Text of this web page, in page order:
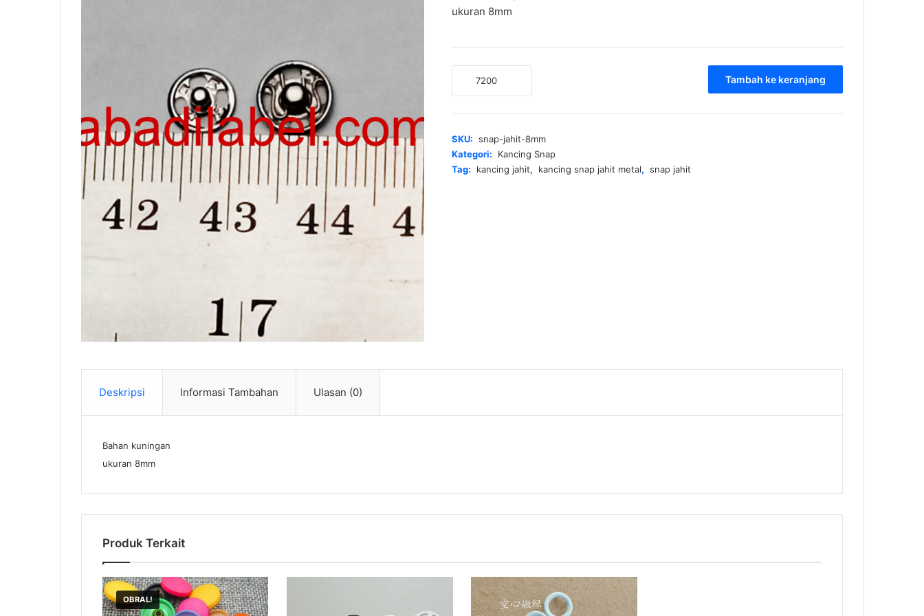
ukuran 8mm
8mm
Tambah ke keranjang
SKU: snap-jahit-8mm
Kategori:
Kancing Snap
Tag:
kancing jahit, kancing snap jahit metal, snap jahit
Deskripsi Informasi Tambahan Ulasan (0)
Bahan kuningan
ukuran 8mm
Produk Terkait
OBRAL!